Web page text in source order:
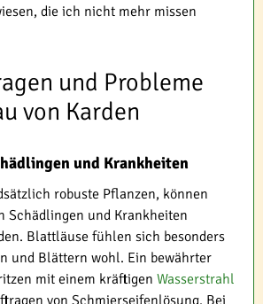
die ich nicht mehr missen
und Probleme
von Karden
und Krankheiten
robuste Pflanzen, können
Schädlingen und Krankheiten
Blattläuse fühlen sich besonders
und Blättern wohl. Ein bewährter
mit einem kräftigen Wasserstrahl